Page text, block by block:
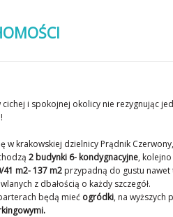
cichej i spokojnej okolicy nie rezygnując
w krakowskiej dzielnicy Prądnik
2 budynki 6- kondygnacyjne,
41 m2- 137 m2 przypadną do gustu nawet
z dbałością o każdy szczegół.
będą mieć ogródki, na wyższych